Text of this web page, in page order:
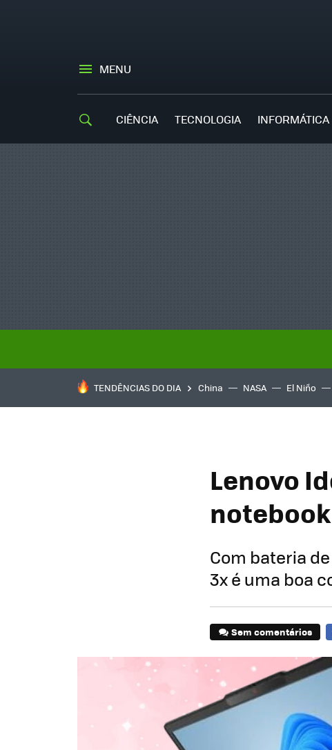
MENU
CIÊNCIA TECNOLOGIA INFORMÁTICA
TENDÊNCIAS DO DIA China NASA El Niño
Lenovo
Com bateria
3x é uma boa
Sem comentários